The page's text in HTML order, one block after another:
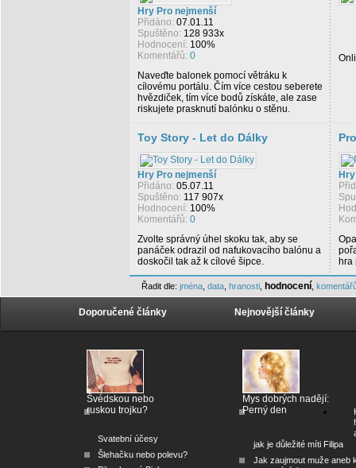
Hry Pro nejmenší
Přidáno: 07.01.11
Spuštěno: 128 933x
Hodnocení: 100%
Komentářů: 0
Naveďte balonek pomocí větráku k
cílovému portálu. Čím více cestou seberete
hvězdiček, tím více bodů získáte, ale zase
riskujete prasknutí balónku o stěnu.
Toy Story - Let do Dálky
Hry Pro nejmenší
Přidáno: 05.07.11
Spuštěno: 117 907x
Hodnocení: 100%
Komentářů: 0
Zvolte správný úhel skoku tak, aby se
panáček odrazil od nafukovacího balónu a
doskočil tak až k cílové šipce.
hra
Řadit dle: jména data hranosti hodnocení
Doporučené články
Švédskou nebo
ruskou trojku?
Svatební účesy
Šlehačku nebo polevu?
Nejnovější články
Mys dobrých nadějí:
Perný den
jak je důležité míti Filipa
Jak zaujmout muže aneb